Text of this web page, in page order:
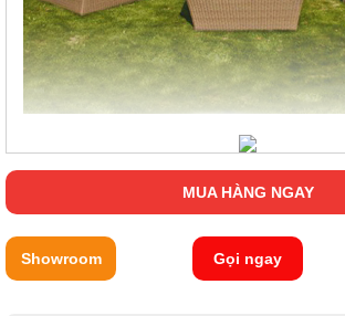
MUA HÀNG NGAY
Showroom Gọi ngay